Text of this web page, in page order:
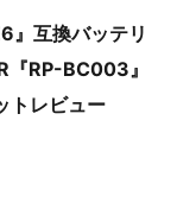
』互換バッテリ
『RP-BC003』
トレビュー